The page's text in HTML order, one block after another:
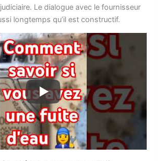
Le dialogue avec le fournisseur
longtemps qu’il est constructif.